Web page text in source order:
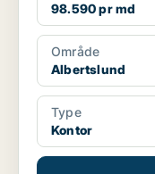
98.590 pr md
Område
Albertslund
Type
Kontor